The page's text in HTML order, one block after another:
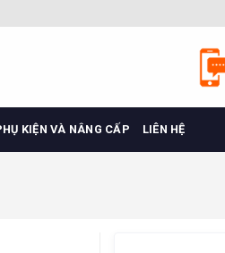
KIỆN VÀ NÂNG CẤP LIÊN HỆ